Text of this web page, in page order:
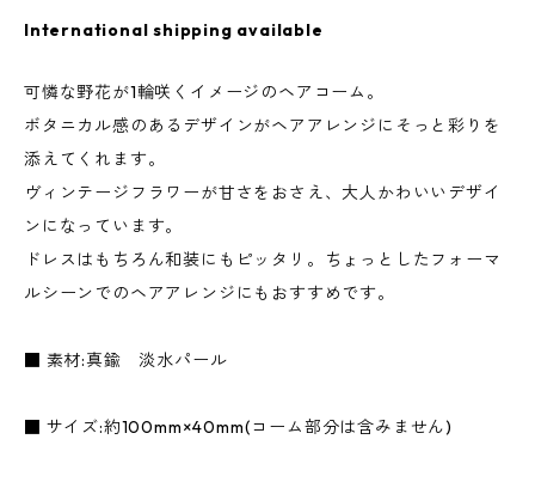
International shipping available
可憐な野花が1輪咲くイメージのヘアコーム。
ボタニカル感のあるデザインがヘアアレンジにそっと彩りを
添えてくれます。
ヴィンテージフラワーが甘さをおさえ、大人かわいいデザイ
ンになっています。
ドレスはもちろん和装にもピッタリ。ちょっとしたフォーマ
ルシーンでのヘアアレンジにもおすすめです。
■ 素材:真鍮 淡水パール
■ サイズ:約100mm×40mm(コーム部分は含みません)